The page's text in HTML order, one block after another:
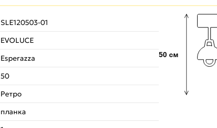
SLE120503-01
EVOLUCE
Esperazza
50
Ретро
планка